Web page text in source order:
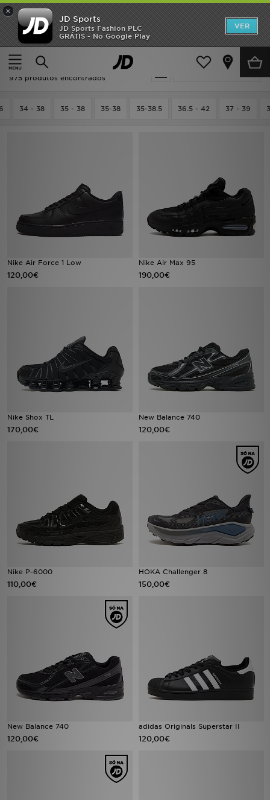
×
JD Sports
JD Sports Fashion PLC
GRÁTIS - No Google Play
VER
Página principal
Homem
Actualizar a pesquisa
Homem - Preto
975 produtos encontrados
34 - 38 35 - 38 35-38 35-38.5 36.5 - 42 37 - 39
Nike Air Force 1 Low
120,00€
Nike Air Max 95
190,00€
Nike Shox TL
170,00€
New Balance 740
120,00€
Nike P-6000
110,00€
HOKA Challenger 8
150,00€
New Balance 740
120,00€
adidas Originals Superstar II
120,00€
INÍCIO
Promoções
NOVIDADES
DESPORTO
BLOG
ESTADO DO TEU PEDIDO
FAZ DOWNLOAD DA APP
TRABALHA CONNOSCO
FAQs